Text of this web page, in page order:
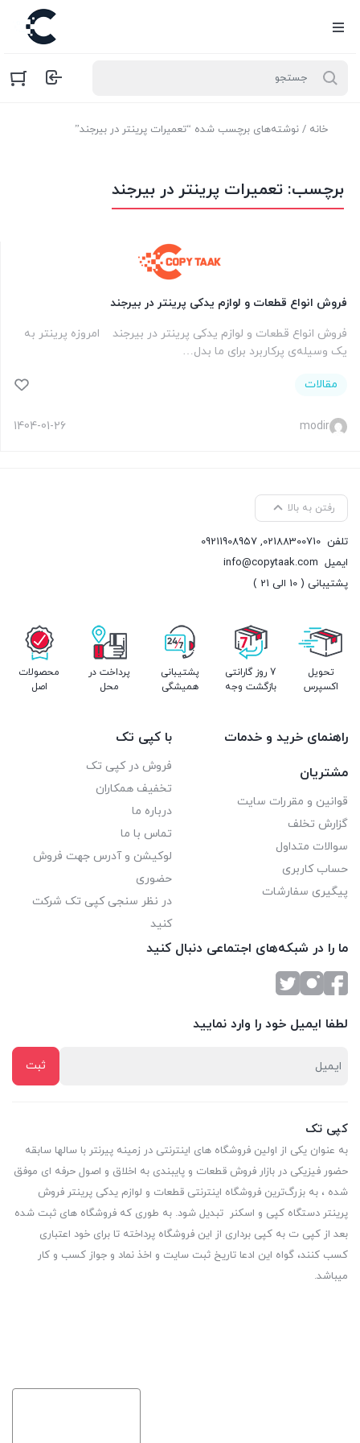
خانه / نوشته‌های برچسب شده “تعمیرات پرینتر در بیرجند”
برچسب: تعمیرات پرینتر در بیرجند
فروش انواع قطعات و لوازم یدکی پرینتر در بیرجند
فروش انواع قطعات و لوازم یدکی پرینتر در بیرجند ​ امروزه پرینتر به
یک وسیله‌ی پرکاربرد برای ما بدل…
مقالات
modir
1404-01-26
رفتن به بالا
تلفن 02188300710
,
09211908957
ایمیل info@copytaak.com
پشتیبانی ( 10 الی 21 )
تحویل
اکسپرس
7 روز گارانتی
بازگشت وجه
پشتیبانی
همیشگی
پرداخت در
محل
محصولات
اصل
راهنمای خرید و خدمات
مشتریان
قوانین و مقررات سایت
گزارش تخلف
سوالات متداول
حساب کاربری
پیگیری سفارشات
با کپی تک
فروش در کپی تک
تخفیف همکاران
درباره ما
تماس با ما
لوکیشن و آدرس جهت فروش
حضوری
در نظر سنجی کپی تک شرکت
کنید
ما را در شبکه‌های اجتماعی دنبال کنید
لطفا ایمیل خود را وارد نمایید
کپی تک
به عنوان یکی از اولین فروشگاه های اینترنتی در زمینه پیرنتر با سالها سابقه
حضور فیزیکی در بازار فروش قطعات و پایبندی به اخلاق و اصول حرفه ای موفق
شده ، به بزرگ‌ترین فروشگاه اینترنتی قطعات و لوازم یدکی پرینتر فروش
پرینتر دستگاه کپی و اسکنر تبدیل شود. به طوری که فروشگاه های ثبت شده
بعد از کپی ت به کپی برداری از این فروشگاه پرداخته تا برای خود اعتباری
کسب کنند، گواه این ادعا تاریخ ثبت سایت و اخذ نماد و جواز کسب و کار
میباشد.